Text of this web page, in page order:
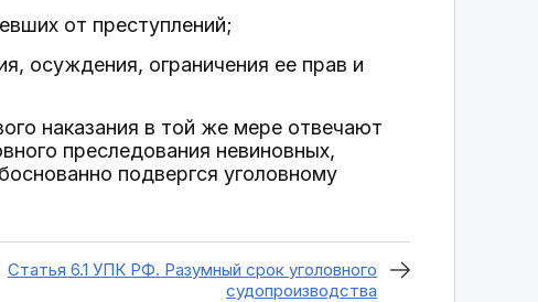
от преступлений;
осуждения, ограничения ее прав и
наказания в той же мере отвечают
преследования невиновных,
подвергся уголовному
Статья 6.1 УПК РФ. Разумный срок уголовного
судопроизводства